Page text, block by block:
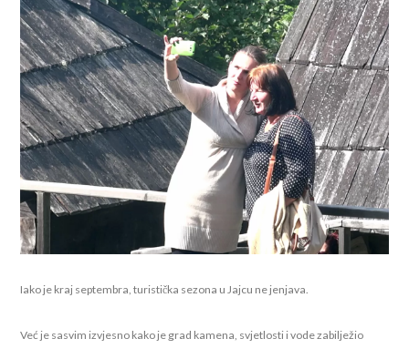
Iako je kraj septembra, turistička sezona u Jajcu ne jenjava.
Već je sasvim izvjesno kako je grad kamena, svjetlosti i vode zabilježio